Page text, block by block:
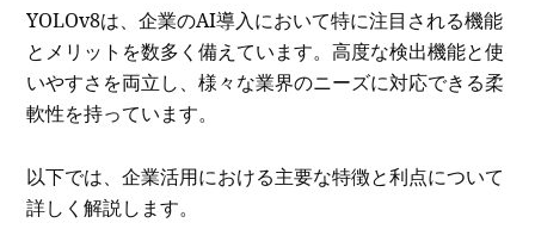
YOLOv8は、企業のAI導入において特に注目される機能
とメリットを数多く備えています。高度な検出機能と使
いやすさを両立し、様々な業界のニーズに対応できる柔
軟性を持っています。
以下では、企業活用における主要な特徴と利点について
詳しく解説します。